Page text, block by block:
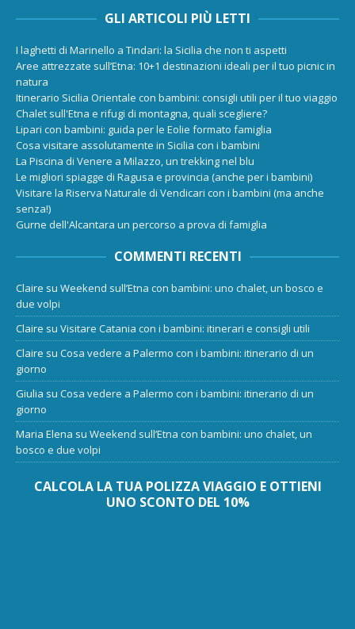
GLI ARTICOLI PIÙ LETTI
I laghetti di Marinello a Tindari: la Sicilia che non ti aspetti
Aree attrezzate sull’Etna: 10+1 destinazioni ideali per il tuo picnic in
natura
Itinerario Sicilia Orientale con bambini: consigli utili per il tuo viaggio
Chalet sull'Etna e rifugi di montagna, quali scegliere?
Lipari con bambini: guida per le Eolie formato famiglia
Cosa visitare assolutamente in Sicilia con i bambini
La Piscina di Venere a Milazzo, un trekking nel blu
Le migliori spiagge di Ragusa e provincia (anche per i bambini)
Visitare la Riserva Naturale di Vendicari con i bambini (ma anche
senza!)
Gurne dell'Alcantara un percorso a prova di famiglia
COMMENTI RECENTI
Claire su Weekend sull’Etna con bambini: uno chalet, un bosco e
due volpi
Claire su Visitare Catania con i bambini: itinerari e consigli utili
Claire su Cosa vedere a Palermo con i bambini: itinerario di un
giorno
Giulia su Cosa vedere a Palermo con i bambini: itinerario di un
giorno
Maria Elena su Weekend sull’Etna con bambini: uno chalet, un
bosco e due volpi
CALCOLA LA TUA POLIZZA VIAGGIO E OTTIENI
UNO SCONTO DEL 10%